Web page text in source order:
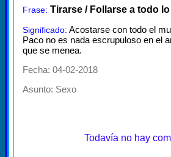
Frase: Tirarse / Follarse a todo
Significado: Acostarse con todo el
Paco no es nada escrupuloso en el
que se menea.
Fecha: 04-02-2018
Asunto: Sexo
Todavía no hay